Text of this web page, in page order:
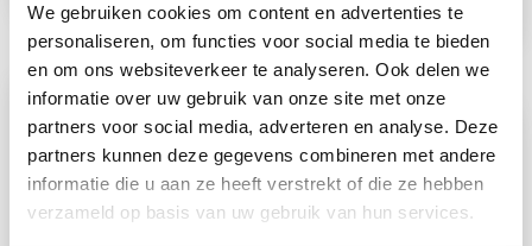
We gebruiken cookies om content en advertenties te
personaliseren, om functies voor social media te bieden
en om ons websiteverkeer te analyseren. Ook delen we
informatie over uw gebruik van onze site met onze
partners voor social media, adverteren en analyse. Deze
partners kunnen deze gegevens combineren met andere
informatie die u aan ze heeft verstrekt of die ze hebben
verzameld op basis van uw gebruik van hun services.
Verpleegkundige Flexpool